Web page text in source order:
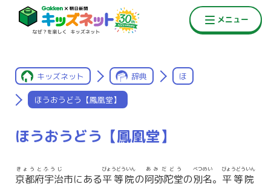
キッズネット 辞典 ほ
ほうおうどう【鳳凰堂】
ほうおうどう【鳳凰堂】
京都府宇治
きょうとふうじ
市にある平等院
びょうどういん
の阿弥陀堂
あみだどう
の別名
べつめい
。 平等院
びょうどういん